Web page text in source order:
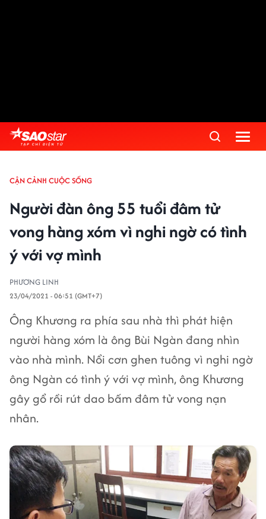
CẬN CẢNH CUỘC SỐNG
Người đàn ông 55 tuổi đâm tử
vong hàng xóm vì nghi ngờ có tình
ý với vợ mình
PHƯƠNG LINH
23/04/2021 - 06:51 (GMT+7)
Ông Khương ra phía sau nhà thì phát hiện
người hàng xóm là ông Bùi Ngàn đang nhìn
vào nhà mình. Nổi cơn ghen tuông vì nghi ngờ
ông Ngàn có tình ý với vợ mình, ông Khương
gây gổ rồi rút dao bấm đâm tử vong nạn
nhân.